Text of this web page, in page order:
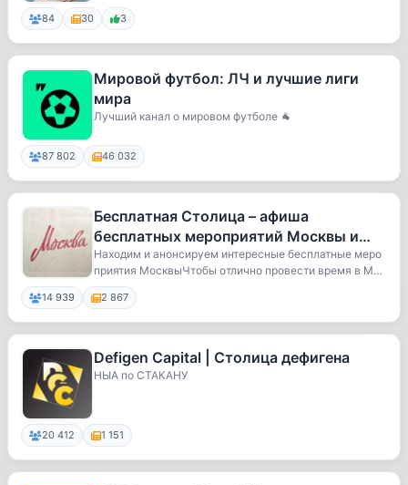
84 30 3
Мировой футбол: ЛЧ и лучшие лиги
мира
Лучший канал о мировом футболе 🐐
87 802 46 032
Бесплатная Столица – афиша
бесплатных мероприятий Москвы и
области
Находим и анонсируем интересные бесплатные меро
приятия МосквыЧтобы отлично провести время в Мос
кв...
14 939 2 867
Defigen Capital | Столица дефигена
НЫА по СТАКАНУ
20 412 1 151